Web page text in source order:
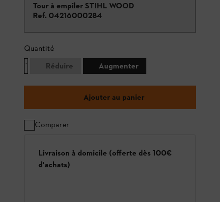
Tour à empiler STIHL WOOD
Ref. 04216000284
Quantité
Réduire
Augmenter
Ajouter au panier
Comparer
Livraison à domicile (offerte dès 100€
d'achats)